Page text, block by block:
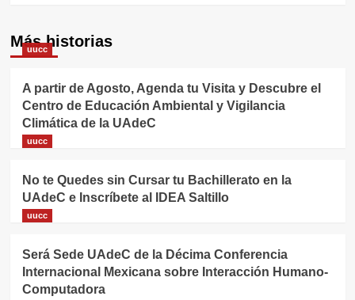
Más historias
uucc
A partir de Agosto, Agenda tu Visita y Descubre el
Centro de Educación Ambiental y Vigilancia
Climática de la UAdeC
uucc
No te Quedes sin Cursar tu Bachillerato en la
UAdeC e Inscríbete al IDEA Saltillo
uucc
Será Sede UAdeC de la Décima Conferencia
Internacional Mexicana sobre Interacción Humano-
Computadora